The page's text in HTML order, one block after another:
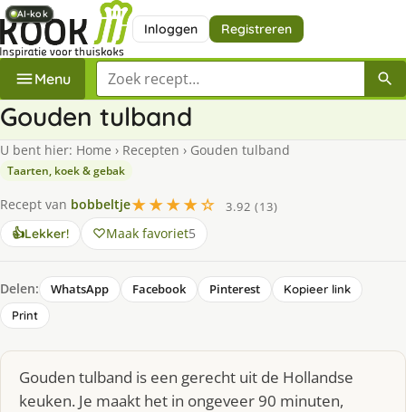
Inloggen Registreren
Menu Zoek een recept
Gouden tulband
U bent hier: Home › Recepten › Gouden tulband
Taarten, koek & gebak
Recept van bobbeltje★★★★☆
3.92 (13)
👍Lekker! Maak favoriet5
Delen: WhatsApp Facebook Pinterest
Kopieer link
Print
Gouden tulband is een gerecht uit de Hollandse
keuken. Je maakt het in ongeveer 90 minuten,
AI-kok
AI-kok
AI-kok
AI-kok